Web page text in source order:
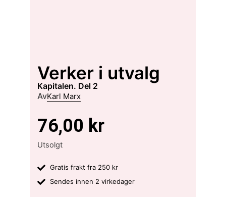
Verker i utvalg
kapitalen. Del 2
AvKarl Marx
76,00 kr
Utsolgt
Gratis frakt fra 250 kr
Sendes innen 2 virkedager